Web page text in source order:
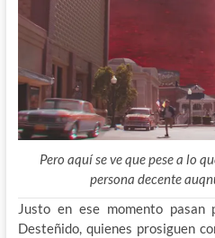
Pero aquí se ve que pese a lo
persona decente
Justo en ese momento
Desteñido, quienes prosiguen